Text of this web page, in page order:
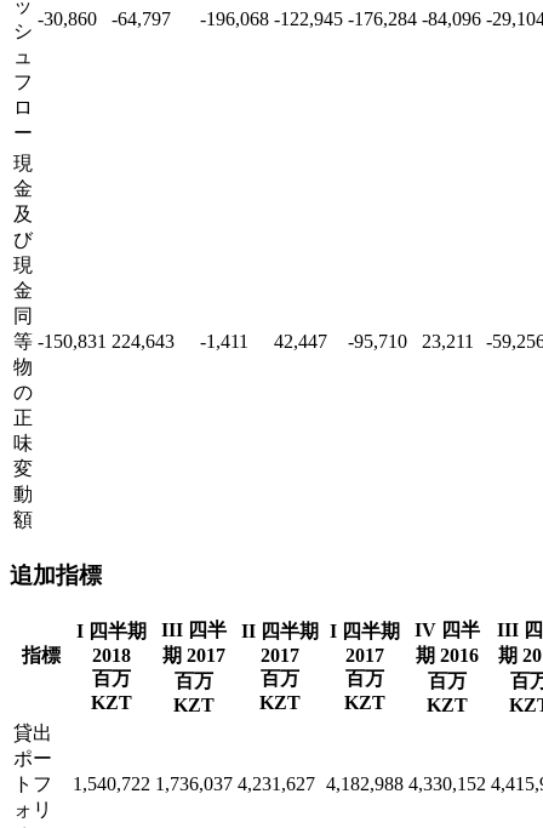
ッ
シ
ュ
フ
ロ
ー
-30,860 -64,797 -196,068 -122,945 -176,284 -84,096 -
現
金
及
び
現
金
同
等
物
の
正
味
変
動
額
-150,831 224,643 -1,411 42,447 -95,710 23,211 -
追加指標
指標
I 四半期
2018
百万
KZT
III 四半
期 2017
百万
KZT
II 四半期
2017
百万
KZT
I 四半期
2017
百万
KZT
IV 四半
期 2016
百万
KZT
III
期
百
貸出
ポー
トフ
ォリ
1,540,722 1,736,037 4,231,627 4,182,988 4,330,152